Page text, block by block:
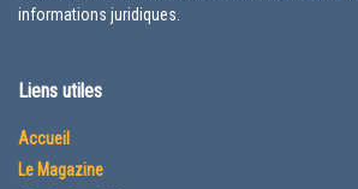
informations juridiques.
Liens utiles
Accueil
Le Magazine